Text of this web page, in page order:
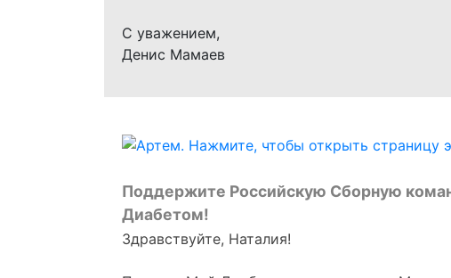
С уважением,
Денис Мамаев
Поддержите Российскую Сборную
Диабетом!
Здравствуйте, Наталия!